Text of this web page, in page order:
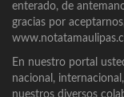
enterado, de
gracias por
En nuestro portal
nacional,